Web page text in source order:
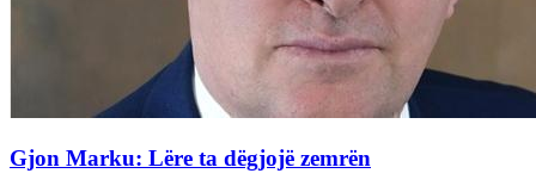
Gjon Marku: Lëre ta dëgjojë zemrën